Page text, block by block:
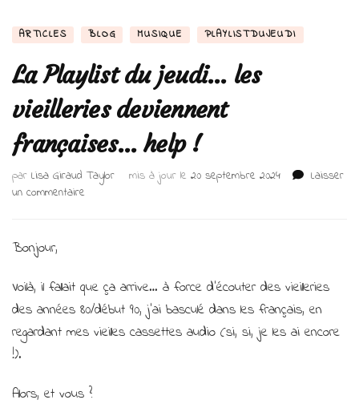
ARTICLES BLOG MUSIQUE PLAYLISTDUJEUDI
La Playlist du jeudi… les
vieilleries deviennent
françaises… help !
par Lisa Giraud Taylor mis à jour le 20 septembre 2024
Laisser
un commentaire
vieilleries
deviennent
françaises…
Bonjour,
Voilà, il fallait que ça arrive… à force d’écouter des vieilleries
des années 80/début 90, j’ai basculé dans les français, en
regardant mes vieilles cassettes audio (si, si, je les ai encore
!).
Alors, et vous ?